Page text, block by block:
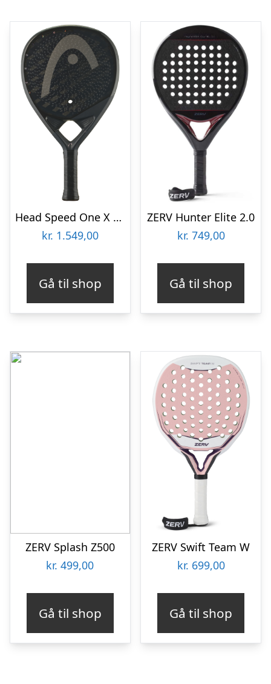
Head Speed One X 2025
kr. 1.549,00
Gå til shop
ZERV Hunter Elite 2.0
kr. 749,00
Gå til shop
ZERV Splash Z500
kr. 499,00
Gå til shop
ZERV Swift Team W
kr. 699,00
Gå til shop